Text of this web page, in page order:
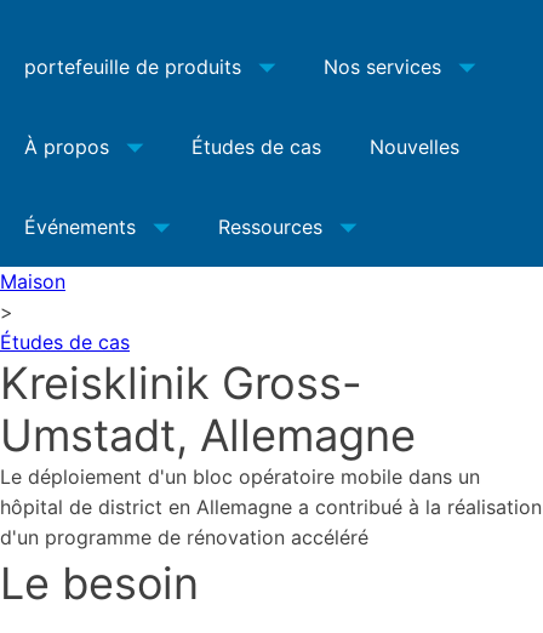
portefeuille de produits Nos services
À propos Études de cas Nouvelles
Événements Ressources
Maison
>
Études de cas
Kreisklinik Gross-
Umstadt, Allemagne
Le déploiement d'un bloc opératoire mobile dans un
hôpital de district en Allemagne a contribué à la réalisation
d'un programme de rénovation accéléré
Le besoin